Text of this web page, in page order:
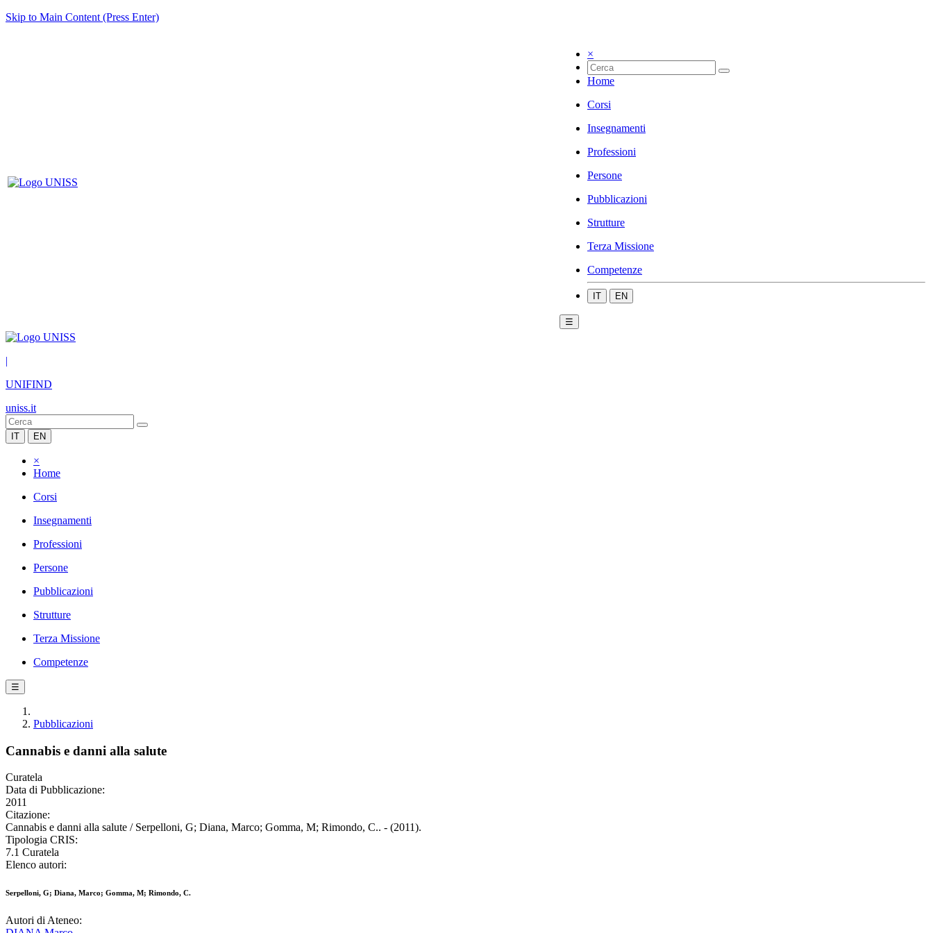
Skip to Main Content (Press Enter)
×
Home
Corsi
Insegnamenti
Professioni
Persone
Pubblicazioni
Strutture
Terza Missione
Competenze
IT EN
☰
|
UNIFIND
uniss.it
IT EN
×
Home
Corsi
Insegnamenti
Professioni
Persone
Pubblicazioni
Strutture
Terza Missione
Competenze
☰
Pubblicazioni
Cannabis e danni alla salute
Curatela
Data di Pubblicazione:
2011
Citazione:
Cannabis e danni alla salute / Serpelloni, G; Diana, Marco; Gomma, M; Rimondo, C.. - (2011).
Tipologia CRIS:
7.1 Curatela
Elenco autori:
Serpelloni, G; Diana, Marco; Gomma, M; Rimondo, C.
Autori di Ateneo: